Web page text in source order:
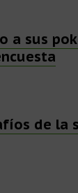
a sus
de la